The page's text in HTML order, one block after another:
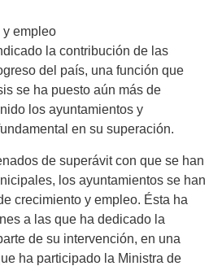
y empleo
la contribución de las
del país, una función que
se ha puesto aún más de
los ayuntamientos y
en su superación.
de superávit con que se han
los ayuntamientos se han
crecimiento y empleo. Ésta ha
a las que ha dedicado la
de su intervención, en una
ha participado la Ministra de